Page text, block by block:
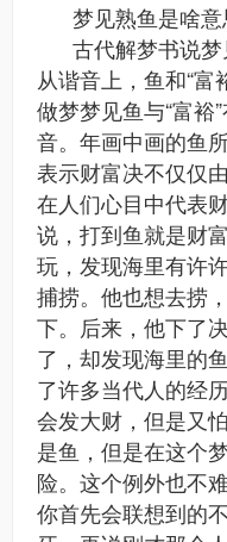
梦见熟鱼是啥意
古代解梦书说梦
从谐音上，鱼和“富
做梦梦见鱼与“富裕
音。年画中画的鱼
表示财富决不仅仅
在人们心目中代表
说，打到鱼就是财
玩，发现海里有许
捕捞。他也想去捞
下。后来，他下了
了，却发现海里的
了许多当代人的经
会发大财，但是又
是鱼，但是在这个
险。这个例外也不
你首先会联想到的